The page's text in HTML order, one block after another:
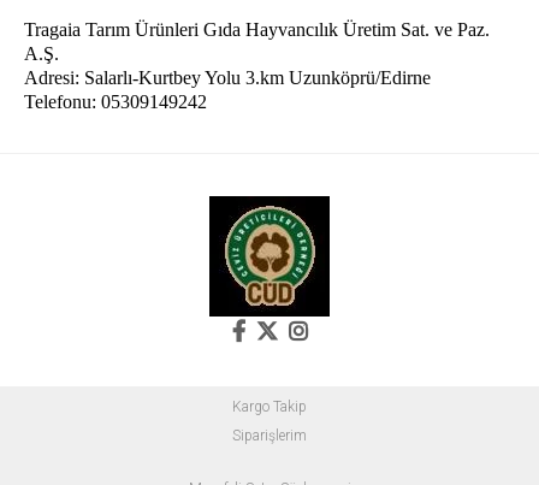
Tragaia Tarım Ürünleri Gıda Hayvancılık Üretim Sat. ve Paz.
A.Ş.
Adresi: Salarlı-KurtbeyYolu 3.km Uzunköprü/Edirne
Telefonu: 05309149242
Kargo Takip
Siparişlerim